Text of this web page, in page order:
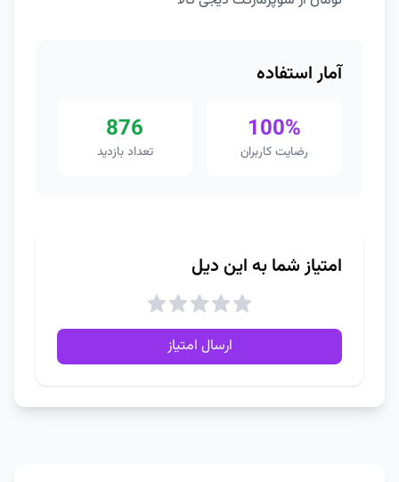
آمار استفاده
100%
رضایت کاربران
876
تعداد بازدید
امتیاز شما به این دیل
ارسال امتیاز